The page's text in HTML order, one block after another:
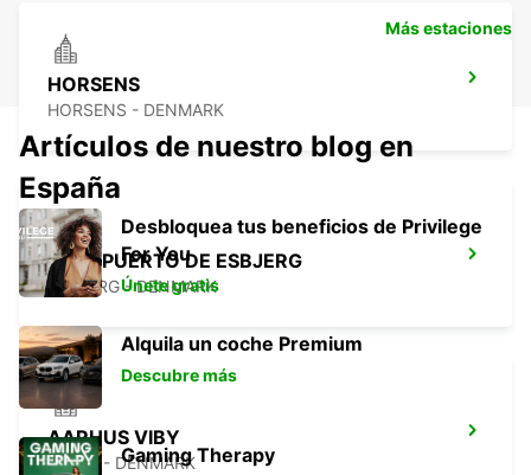
HORSENS
HORSENS - DENMARK
AEROPUERTO DE ESBJERG
ESBJERG - DENMARK
AARHUS VIBY
VIBY J - DENMARK
Más estaciones
Artículos de nuestro blog en
España
Desbloquea tus beneficios de Privilege
For You
Únete gratis
Alquila un coche Premium
Descubre más
Gaming Therapy